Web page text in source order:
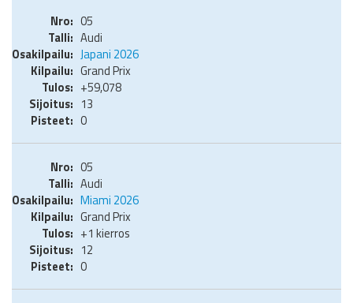
05
Audi
Japani 2026
Grand Prix
+59,078
13
0
05
Audi
Miami 2026
Grand Prix
+1 kierros
12
0